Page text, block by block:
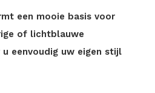
een mooie basis voor
of lichtblauwe
eenvoudig uw eigen stijl